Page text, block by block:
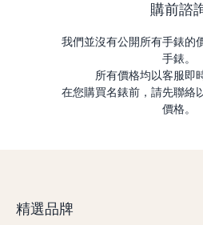
購前諮
我們並沒有公開所有手錶的
手錶。
所有價格均以客服即
在您購買名錶前，請先聯絡
價格。
精選品牌